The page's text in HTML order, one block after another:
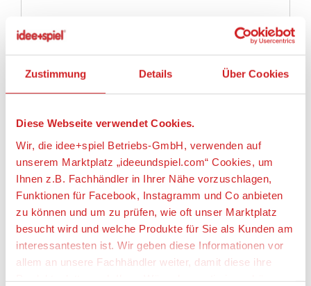
Zustimmung Details Über Cookies
Diese Webseite verwendet Cookies.
Wir, die idee+spiel Betriebs-GmbH, verwenden auf
unserem Marktplatz „ideeundspiel.com“ Cookies, um
Ihnen z.B. Fachhändler in Ihrer Nähe vorzuschlagen,
Funktionen für Facebook, Instagramm und Co anbieten
zu können und um zu prüfen, wie oft unser Marktplatz
besucht wird und welche Produkte für Sie als Kunden am
interessantesten ist. Wir geben diese Informationen vor
allem an unsere Fachhändler weiter, damit diese ihre
schießenden Kanone. Der Piratensegler schwimmt
werden. Die Kanone der Piraten schießt mit
Bolzengeschossen.
Hersteller:
geobra Brandstätter Stiftung & Co. KG,
Brandstätterstraße 2 - 10, 90513 Zirndorf,
Deutschland, https://www.playmobil.com,
service@playmobil.de
Warnhinweise
Achtung! Nicht für Kinder unter 3 Jahren